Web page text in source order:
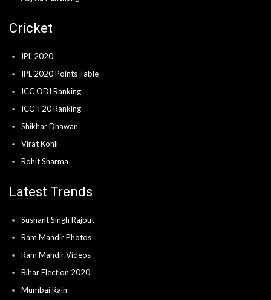
Cricket
IPL 2020
IPL 2020 Points Table
ICC ODI Ranking
ICC T20 Ranking
Shikhar Dhawan
Virat Kohli
Rohit Sharma
Latest Trends
Sushant Singh Rajput
Ram Mandir Photos
Ram Mandir Videos
Bihar Election 2020
Mumbai Rain